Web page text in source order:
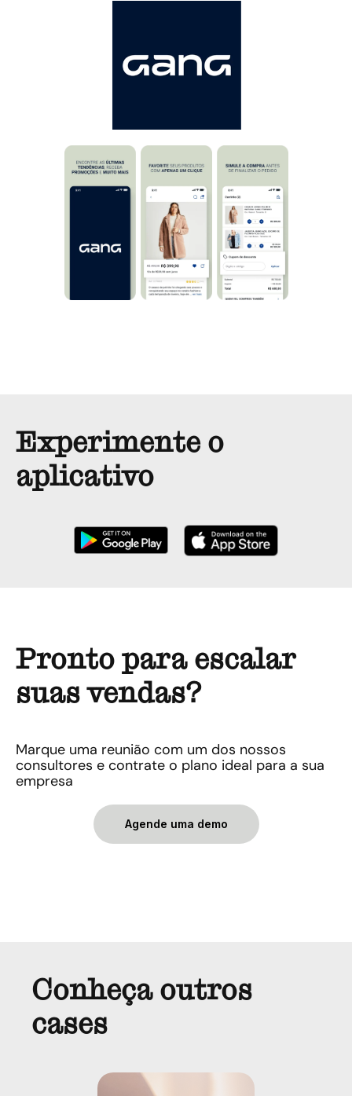
Experimente o
aplicativo
Pronto para escalar
suas vendas?
Marque uma reunião com um dos nossos
consultores e contrate o plano ideal para a sua
empresa
Agende uma demo
Conheça outros
cases